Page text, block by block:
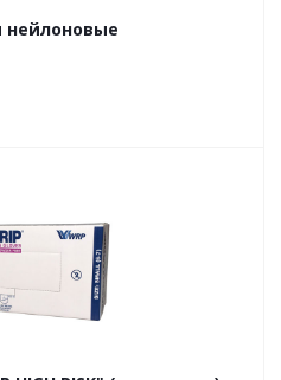
нейлоновые